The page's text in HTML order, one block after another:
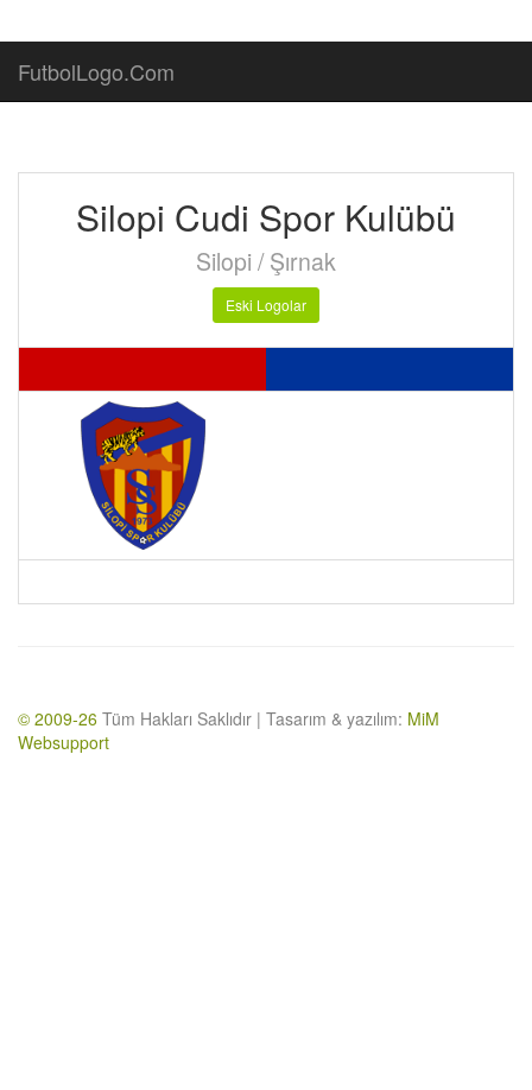
FutbolLogo.Com
Silopi Cudi Spor Kulübü
Silopi / Şırnak
Eski Logolar
© 2009-26 Tüm Hakları Saklıdır | Tasarım & yazılım: MiM
Websupport